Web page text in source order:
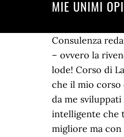
MIE UNIMI
Consulenza
– ovvero la
lode! Corso di
che il mio corso
da me
intelligente che
migliore ma con